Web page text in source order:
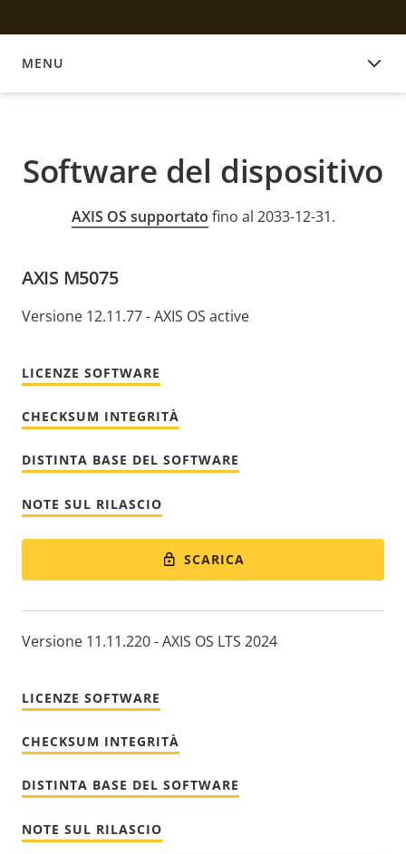
MENU
SOFTWARE DEL DISPOSITIVO
Software del dispositivo
AXIS OS supportato fino al 2033-12-31.
AXIS M5075
Versione 12.11.77 - AXIS OS active
LICENZE SOFTWARE
CHECKSUM INTEGRITÀ
DISTINTA BASE DEL SOFTWARE
NOTE SUL RILASCIO
SCARICA
Versione 11.11.220 - AXIS OS LTS 2024
LICENZE SOFTWARE
CHECKSUM INTEGRITÀ
DISTINTA BASE DEL SOFTWARE
NOTE SUL RILASCIO